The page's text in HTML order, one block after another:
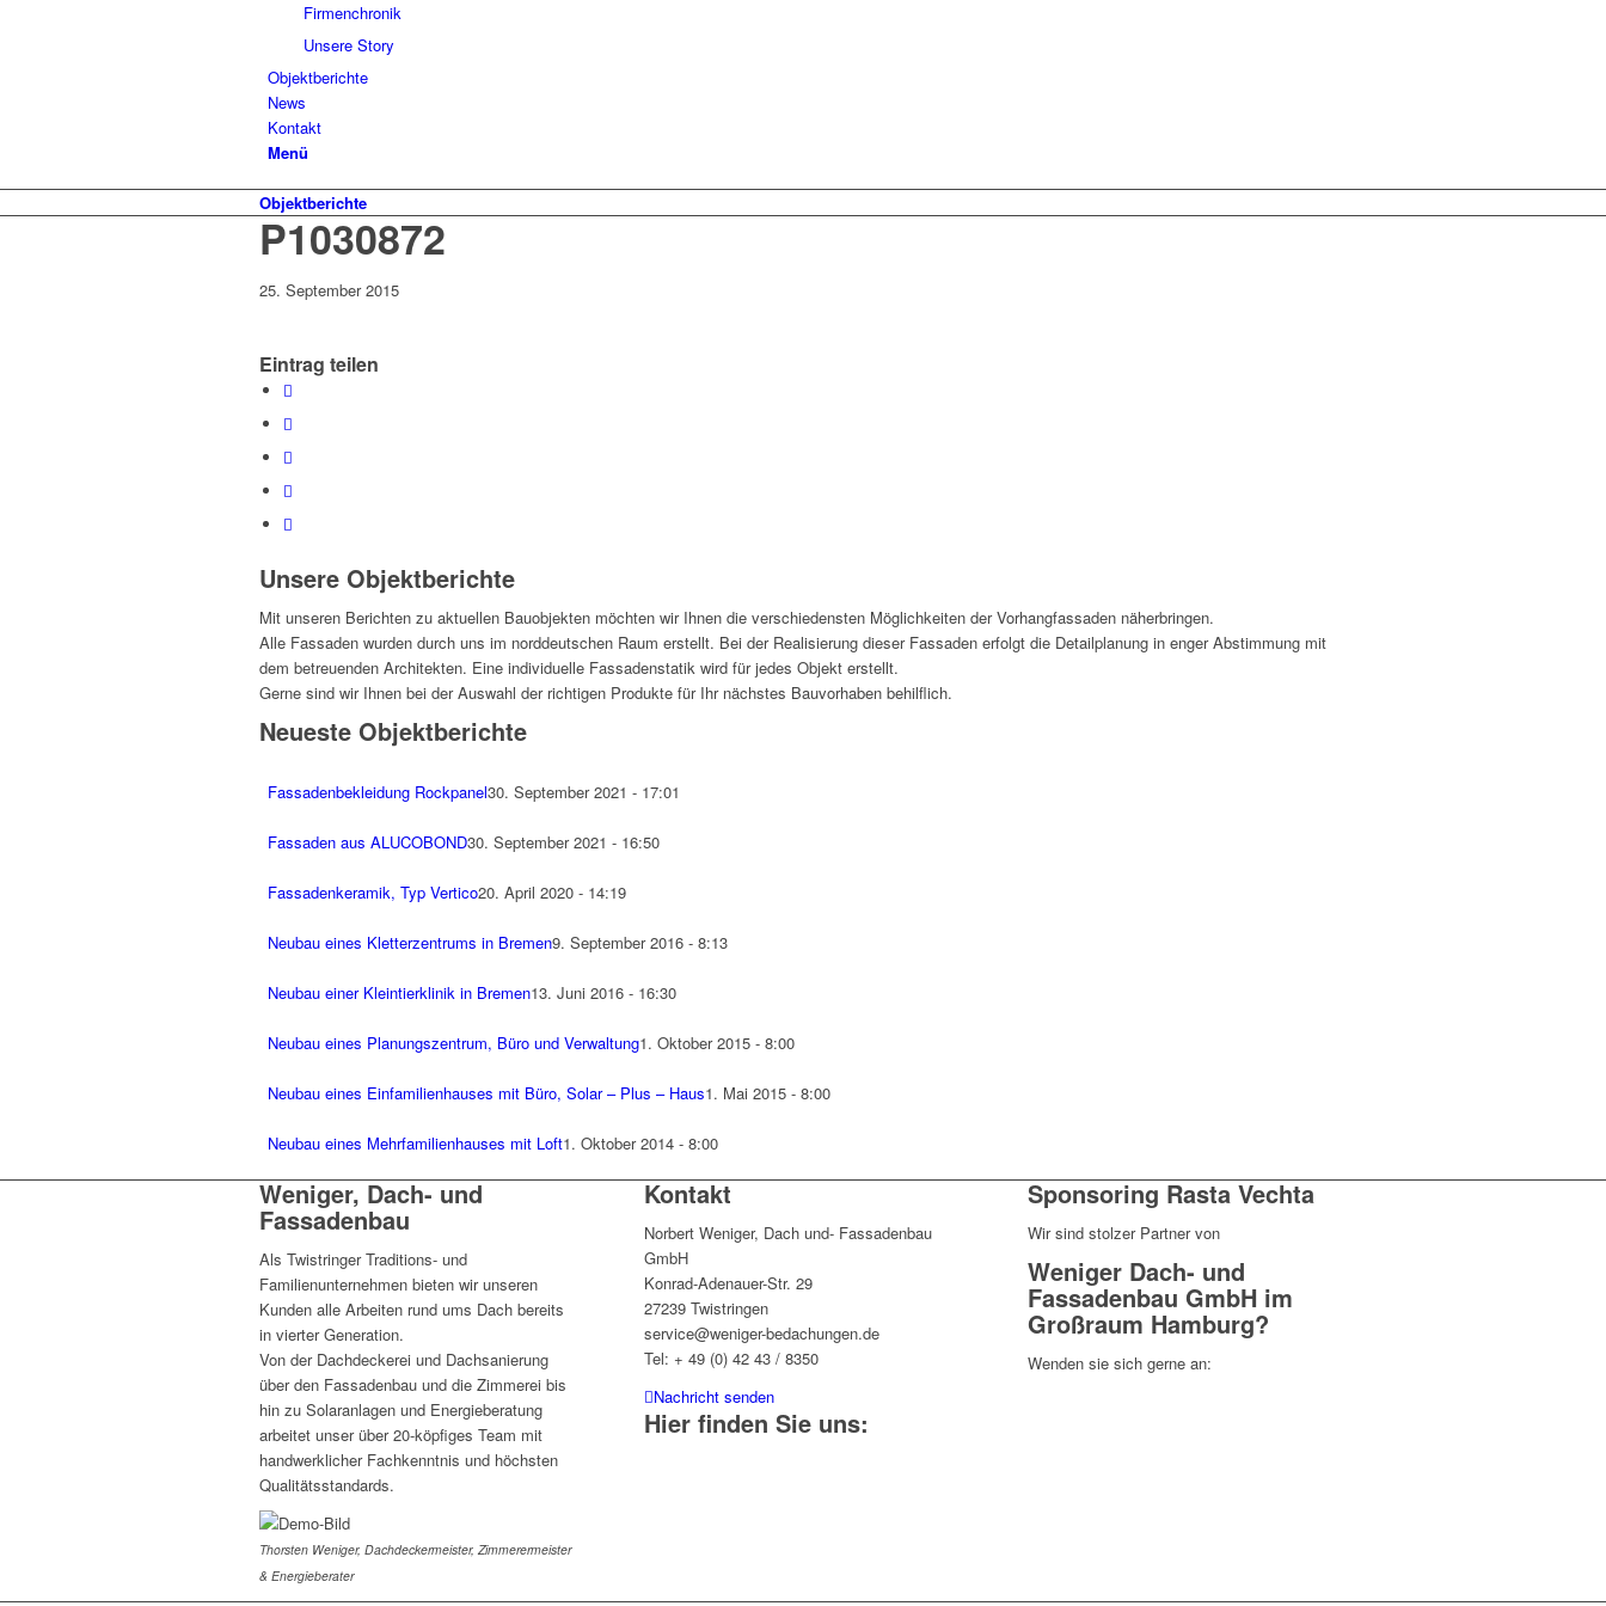
Firmenchronik
Unsere Story
Objektberichte
News
Kontakt
Menü
Objektberichte
P1030872
25. September 2015
Eintrag teilen
Unsere Objektberichte
Mit unseren Berichten zu aktuellen Bauobjekten möchten wir Ihnen die verschiedensten Möglichkeiten der Vorhangfassaden näherbringen.
Alle Fassaden wurden durch uns im norddeutschen Raum erstellt. Bei der Realisierung dieser Fassaden erfolgt die Detailplanung in enger Abstimmung mit
dem betreuenden Architekten. Eine individuelle Fassadenstatik wird für jedes Objekt erstellt.
Gerne sind wir Ihnen bei der Auswahl der richtigen Produkte für Ihr nächstes Bauvorhaben behilflich.
Neueste Objektberichte
Fassadenbekleidung Rockpanel30. September 2021 - 17:01
Fassaden aus ALUCOBOND30. September 2021 - 16:50
Fassadenkeramik, Typ Vertico20. April 2020 - 14:19
Neubau eines Kletterzentrums in Bremen9. September 2016 - 8:13
Neubau einer Kleintierklinik in Bremen13. Juni 2016 - 16:30
Neubau eines Planungszentrum, Büro und Verwaltung1. Oktober 2015 - 8:00
Neubau eines Einfamilienhauses mit Büro, Solar – Plus – Haus1. Mai 2015 - 8:00
Neubau eines Mehrfamilienhauses mit Loft1. Oktober 2014 - 8:00
Weniger, Dach- und
Fassadenbau
Als Twistringer Traditions- und
Familienunternehmen bieten wir unseren
Kunden alle Arbeiten rund ums Dach bereits
in vierter Generation.
Von der Dachdeckerei und Dachsanierung
über den Fassadenbau und die Zimmerei bis
hin zu Solaranlagen und Energieberatung
arbeitet unser über 20-köpfiges Team mit
handwerklicher Fachkenntnis und höchsten
Qualitätsstandards.
Thorsten Weniger, Dachdeckermeister, Zimmerermeister
& Energieberater
Kontakt
Norbert Weniger, Dach und- Fassadenbau
GmbH
Konrad-Adenauer-Str. 29
27239 Twistringen
service@weniger-bedachungen.de
Tel: + 49 (0) 42 43 / 8350
Nachricht senden
Hier finden Sie uns:
Sponsoring Rasta Vechta
Wir sind stolzer Partner von
Weniger Dach- und
Fassadenbau GmbH im
Großraum Hamburg?
Wenden sie sich gerne an: